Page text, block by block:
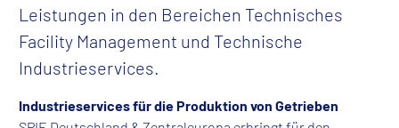
Leistungen in den Bereichen Technisches
Facility Management und Technische
Industrieservices.
Industrieservices für die Produktion von Getrieben